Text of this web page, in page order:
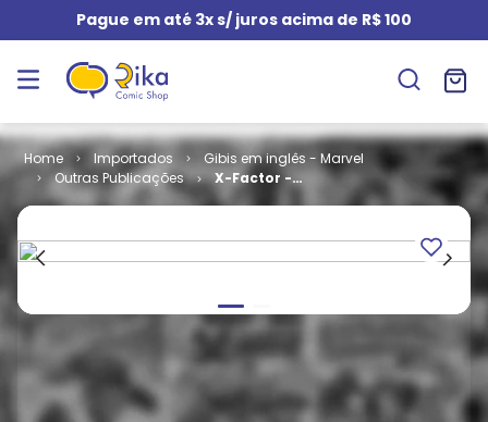
Pague em até 3x s/ juros acima de R$ 100
Importados
Gibis em inglês - Marvel
Outras Publicações
X-Factor -
Volume 1 # 127